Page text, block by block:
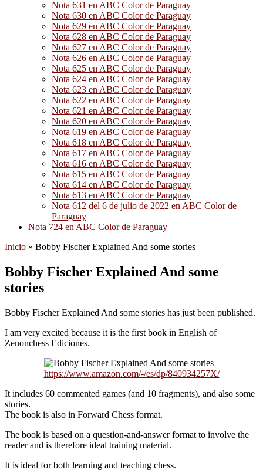
Nota 631 en ABC Color de Paraguay
Nota 630 en ABC Color de Paraguay
Nota 629 en ABC Color de Paraguay
Nota 628 en ABC Color de Paraguay
Nota 627 en ABC Color de Paraguay
Nota 626 en ABC Color de Paraguay
Nota 625 en ABC Color de Paraguay
Nota 624 en ABC Color de Paraguay
Nota 623 en ABC Color de Paraguay
Nota 622 en ABC Color de Paraguay
Nota 621 en ABC Color de Paraguay
Nota 620 en ABC Color de Paraguay
Nota 619 en ABC Color de Paraguay
Nota 618 en ABC Color de Paraguay
Nota 617 en ABC Color de Paraguay
Nota 616 en ABC Color de Paraguay
Nota 615 en ABC Color de Paraguay
Nota 614 en ABC Color de Paraguay
Nota 613 en ABC Color de Paraguay
Nota 612 del 6 de julio de 2022 en ABC Color de
Paraguay
Nota 724 en ABC Color de Paraguay
Inicio » Bobby Fischer Explained And some stories
Bobby Fischer Explained And some
stories
Bobby Fischer Explained And some stories has just been published.
I am very excited because it is the first book in English of
Zenonchess Ediciones.
https://www.amazon.com/-/es/dp/840934257X/
It includes 60 commented games (and 10 fragments), and also some
stories.
The book is also in Forward Chess format.
The book is based on a question-and-answer format to involve the
reader and is therefore ideal training material.
It is ideal for both learning and teaching chess.